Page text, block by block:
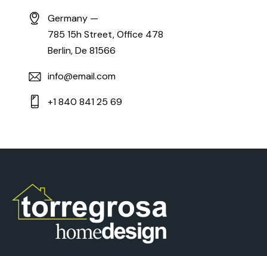
Germany —
785 15h Street, Office 478
Berlin, De 81566
info@email.com
+1 840 841 25 69